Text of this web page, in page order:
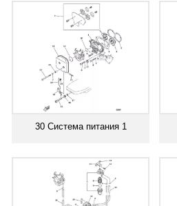
30 Система питания 1